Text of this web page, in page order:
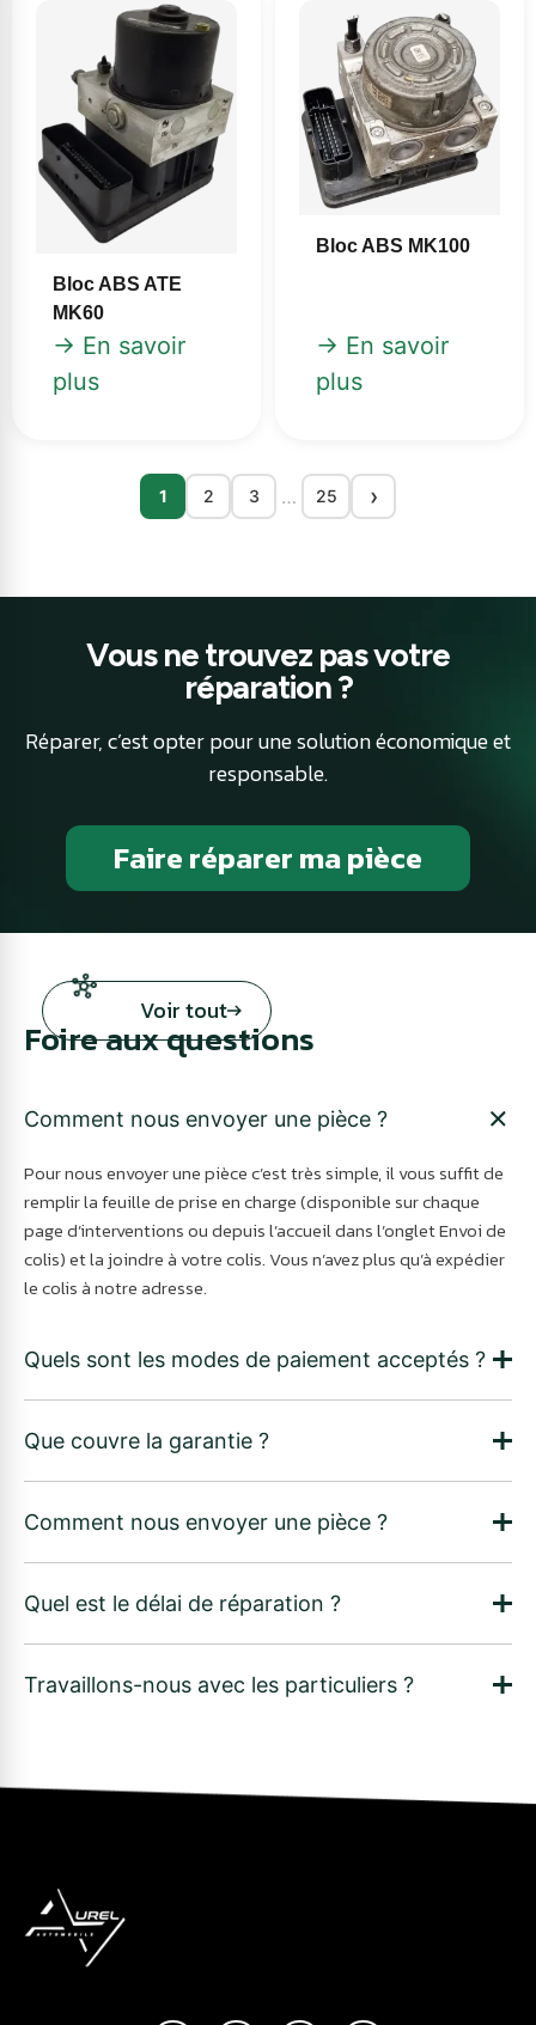
Bloc ABS ATE
MK60
→ En savoir
plus
Bloc ABS MK100
→ En savoir
plus
1 2 3 … 25 ›
Vous ne trouvez pas votre
réparation ?
Réparer, c’est opter pour une solution économique et
responsable.
Faire réparer ma pièce
Voir tout
Foire aux questions
Comment nous envoyer une pièce ?
Pour nous envoyer une pièce c’est très simple, il vous suffit de
remplir la feuille de prise en charge (disponible sur chaque
page d’interventions ou depuis l’accueil dans l’onglet Envoi de
colis) et la joindre à votre colis. Vous n’avez plus qu’à expédier
le colis à notre adresse.
Quels sont les modes de paiement acceptés ?
Que couvre la garantie ?
Comment nous envoyer une pièce ?
Quel est le délai de réparation ?
Travaillons-nous avec les particuliers ?